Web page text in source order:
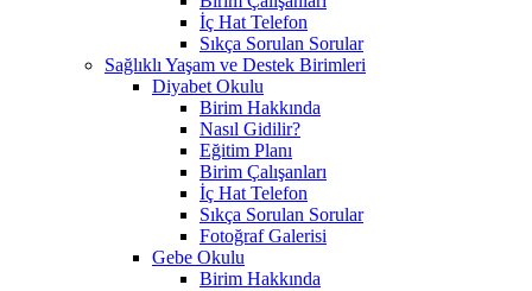
İç Hat Telefon
Sıkça Sorulan Sorular
Sağlıklı Yaşam ve Destek Birimleri
Diyabet Okulu
Birim Hakkında
Nasıl Gidilir?
Eğitim Planı
Birim Çalışanları
İç Hat Telefon
Sıkça Sorulan Sorular
Fotoğraf Galerisi
Gebe Okulu
Birim Hakkında